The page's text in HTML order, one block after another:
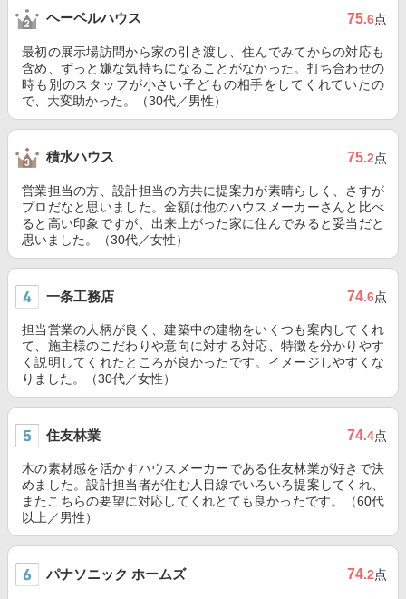
ヘーベルハウス 75.6点
最初の展示場訪問から家の引き渡し、住んでみてからの対応も
含め、ずっと嫌な気持ちになることがなかった。打ち合わせの
時も別のスタッフが小さい子どもの相手をしてくれていたの
で、大変助かった。（30代／男性）
積水ハウス 75.2点
営業担当の方、設計担当の方共に提案力が素晴らしく、さすが
プロだなと思いました。金額は他のハウスメーカーさんと比べ
ると高い印象ですが、出来上がった家に住んでみると妥当だと
思いました。（30代／女性）
一条工務店 74.6点
担当営業の人柄が良く、建築中の建物をいくつも案内してくれ
て、施主様のこだわりや意向に対する対応、特徴を分かりやす
く説明してくれたところが良かったです。イメージしやすくな
りました。（30代／女性）
住友林業 74.4点
木の素材感を活かすハウスメーカーである住友林業が好きで決
めました。設計担当者が住む人目線でいろいろ提案してくれ、
またこちらの要望に対応してくれとても良かったです。（60代
以上／男性）
パナソニック ホームズ 74.2点